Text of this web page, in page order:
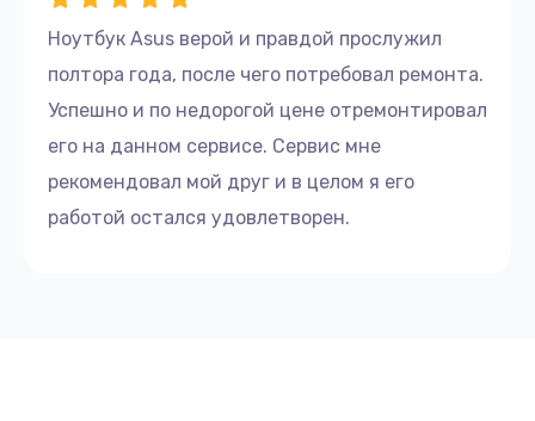
Ноутбук Asus верой и правдой прослужил
полтора года, после чего потребовал ремонта.
Успешно и по недорогой цене отремонтировал
его на данном сервисе. Сервис мне
рекомендовал мой друг и в целом я его
работой остался удовлетворен.